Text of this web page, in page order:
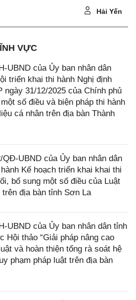
Hải Yến
VỰC
UBND của Ủy ban nhân dân
triển khai thi hành Nghị định
ngày 31/12/2025 của Chính phủ
số điều và biện pháp thi hành
cá nhân trên địa bàn Thành
QĐ-UBND của Ủy ban nhân dân
Kế hoạch triển khai khai thi
bổ sung một số điều của Luật
địa bàn tỉnh Sơn La
UBND của Ủy ban nhân dân tỉnh
Hội thảo “Giải pháp nâng cao
và hoàn thiện tổng rà soát hệ
phạm pháp luật trên địa bàn